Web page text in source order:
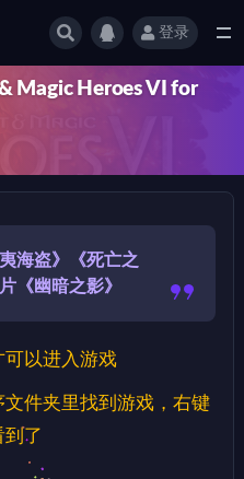
登录
Magic Heroes VI for
海盗》《死亡之
《幽暗之影》
可以进入游戏
件夹里找到游戏，右键
到了